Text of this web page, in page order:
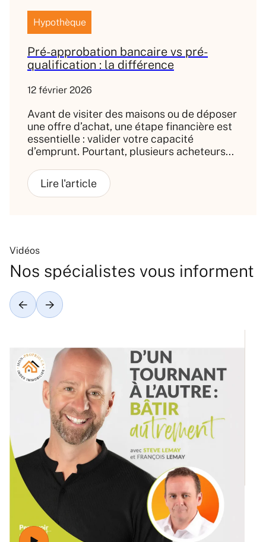
Hypothèque
Pré-approbation bancaire vs pré-
qualification : la différence
12 février 2026
Avant de visiter des maisons ou de déposer
une offre d’achat, une étape financière est
essentielle : valider votre capacité
d’emprunt. Pourtant, plusieurs acheteurs...
Vidéos
Nos spécialistes vous informent